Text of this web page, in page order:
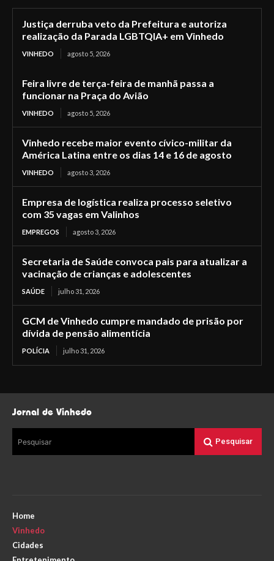
Justiça derruba veto da Prefeitura e autoriza
realização da Parada LGBTQIA+ em Vinhedo
VINHEDO agosto 5, 2026
Feira livre de terça-feira de manhã passa a
funcionar na Praça do Avião
VINHEDO agosto 5, 2026
Vinhedo recebe maior evento cívico-militar da
América Latina entre os dias 14 e 16 de agosto
VINHEDO agosto 3, 2026
Empresa de logística realiza processo seletivo
com 35 vagas em Valinhos
EMPREGOS agosto 3, 2026
Secretaria de Saúde convoca pais para atualizar a
vacinação de crianças e adolescentes
SAÚDE julho 31, 2026
GCM de Vinhedo cumpre mandado de prisão por
dívida de pensão alimentícia
POLÍCIA julho 31, 2026
Jornal de Vinhedo
Pesquisar Pesquisar
Home
Vinhedo
Cidades